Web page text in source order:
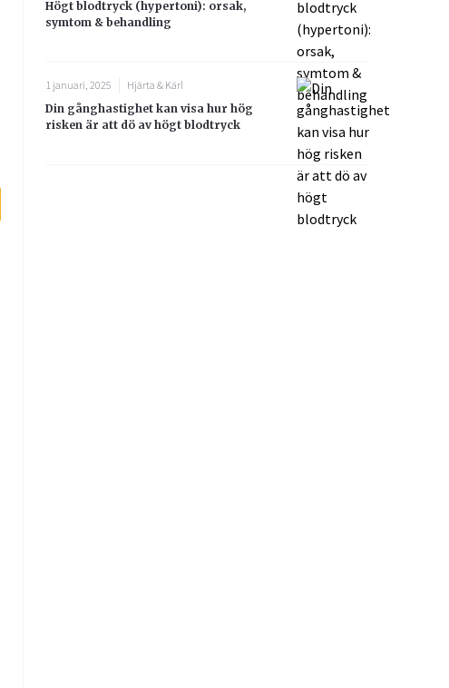
Högt blodtryck (hypertoni): orsak,
symtom & behandling
1 januari, 2025
Hjärta & Kärl
Din gånghastighet kan visa hur hög
risken är att dö av högt blodtryck